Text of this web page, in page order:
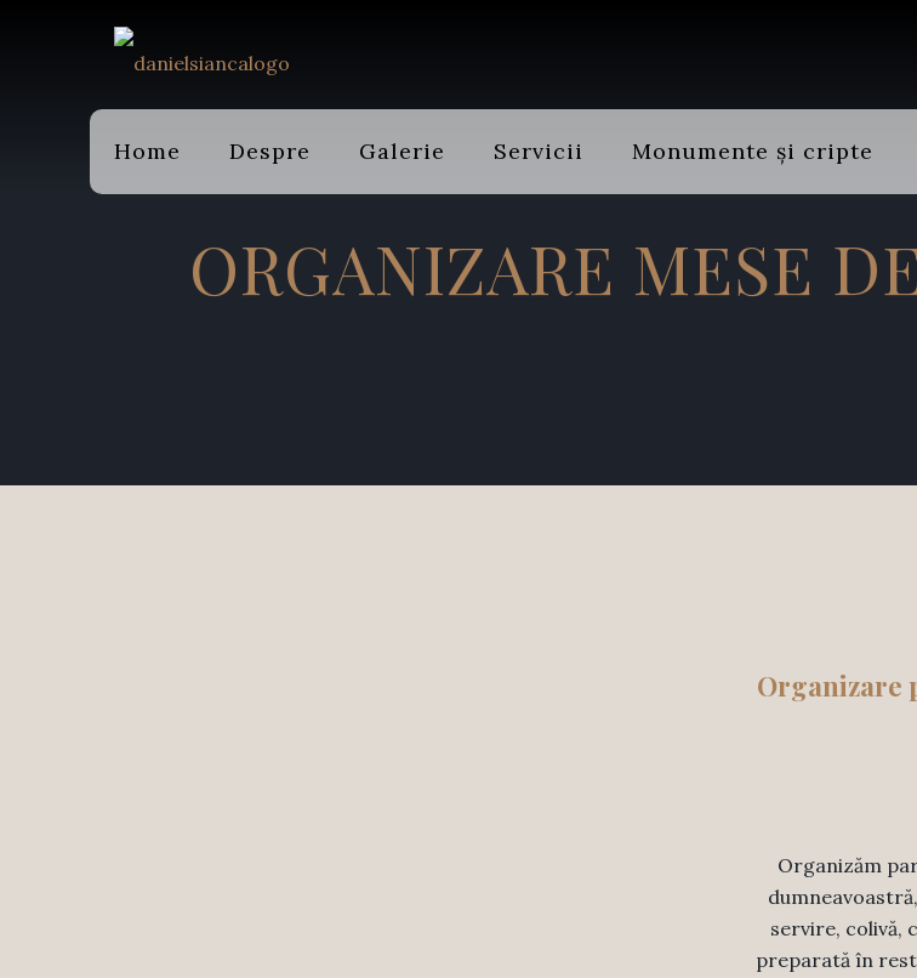
Home Despre Galerie Servicii Monumente și cripte
ORGANIZARE MESE
Organizare
Organizăm
servire, colivă,
preparată în